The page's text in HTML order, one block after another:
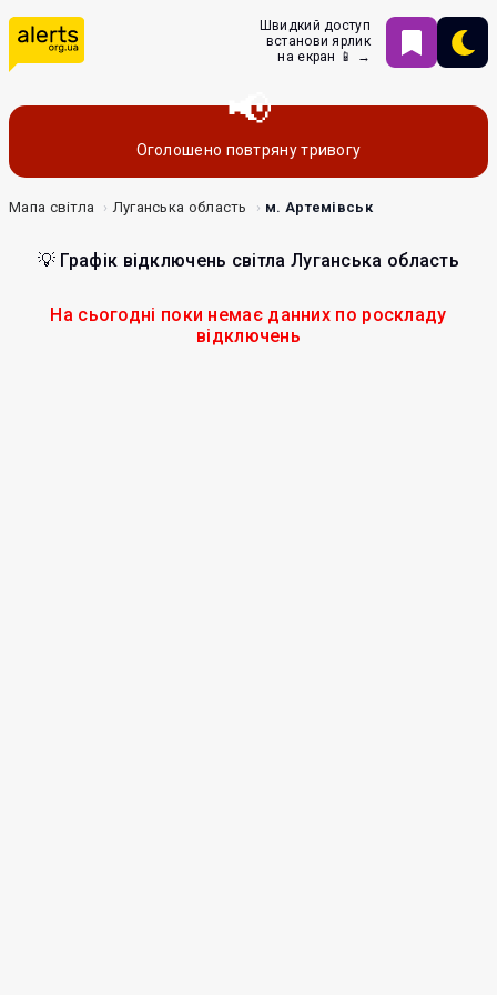
Швидкий доступ
встанови ярлик
на екран 📱 →
Оголошено повтряну тривогу
Мапа світла Луганська область м. Артемівськ
💡 Графік відключень світла Луганська область
На сьогодні поки немає данних по роскладу
відключень